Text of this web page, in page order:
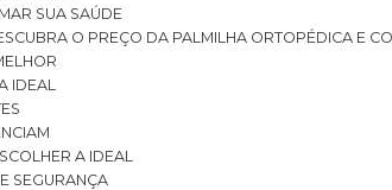
SUA SAÚDE
O PREÇO DA PALMILHA ORTOPÉDICA E
IDEAL
A IDEAL
SEGURANÇA